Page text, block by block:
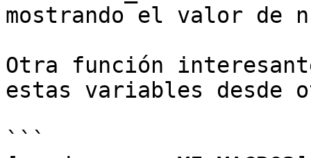
mostrando el valor de
Otra función
estas variables desde
```